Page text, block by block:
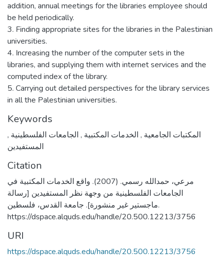
addition, annual meetings for the libraries employee should
be held periodically.
3. Finding appropriate sites for the libraries in the Palestinian
universities.
4. Increasing the number of the computer sets in the
libraries, and supplying them with internet services and the
computed index of the library.
5. Carrying out detailed perspectives for the library services
in all the Palestinian universities.
Keywords
المكتبات الجامعية , الخدمات المكتبية , الجامعات الفلسطينية ,
المستفيدين
Citation
مرعي، حمدالله رسمي. (2007). واقع الخدمات المكتبية في
الجامعات الفلسطينية من وجهة نظر المستفيدين [رسالة
ماجستير غير منشورة]. جامعة القدس، فلسطين.
https://dspace.alquds.edu/handle/20.500.12213/3756
URI
https://dspace.alquds.edu/handle/20.500.12213/3756